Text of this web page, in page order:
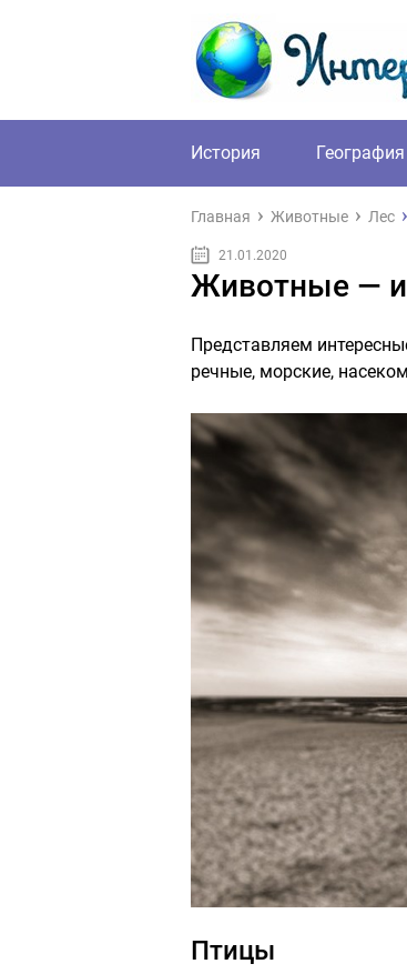
История География
Главная Животные Лес
21.01.2020
Животные —
Представляем
речные, морские,
Птицы